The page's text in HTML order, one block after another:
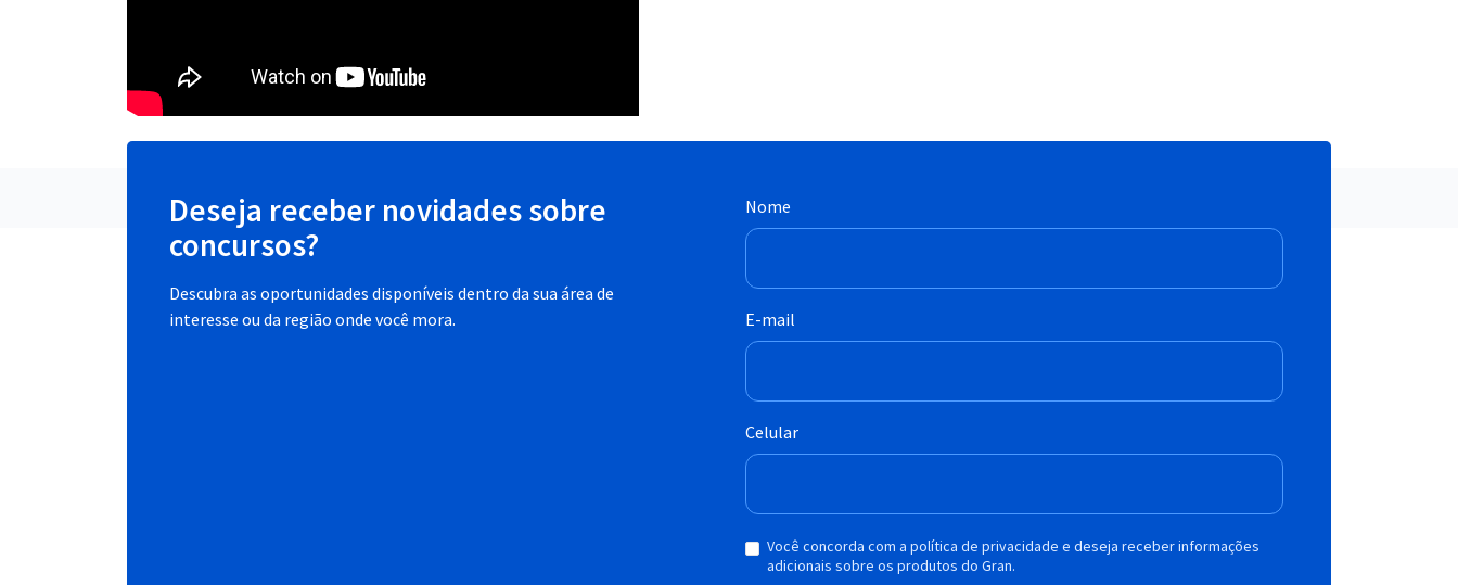
Deseja receber novidades sobre
concursos?
Descubra as oportunidades disponíveis dentro da sua área de
interesse ou da região onde você mora.
Nome
E-mail
Celular
Você concorda com a política de privacidade e deseja receber informações
adicionais sobre os produtos do Gran.